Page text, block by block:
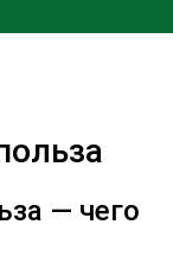
— чего